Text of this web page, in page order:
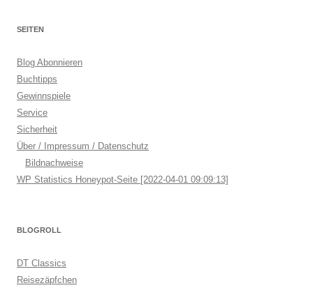
SEITEN
Blog Abonnieren
Buchtipps
Gewinnspiele
Service
Sicherheit
Über / Impressum / Datenschutz
Bildnachweise
WP Statistics Honeypot-Seite [2022-04-01 09:09:13]
BLOGROLL
DT Classics
Reisezäpfchen